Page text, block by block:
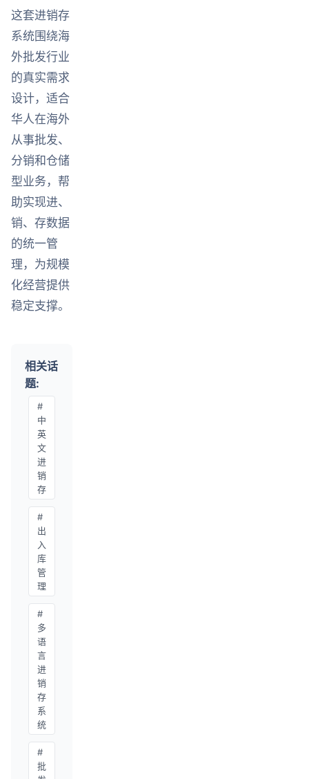
这套进销存
系统围绕海
外批发行业
的真实需求
设计，适合
华人在海外
从事批发、
分销和仓储
型业务，帮
助实现进、
销、存数据
的统一管
理，为规模
化经营提供
稳定支撑。
相关话
题:
#
中
英
文
进
销
存
#
出
入
库
管
理
#
多
语
言
进
销
存
系
统
#
批